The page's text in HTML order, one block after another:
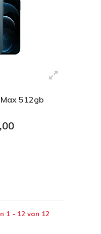
512gb
1 - 12 van 12